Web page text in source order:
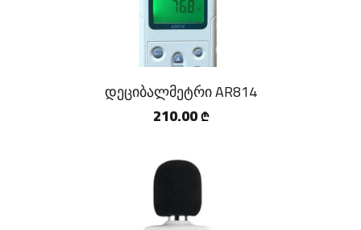
დეციბალმეტრი AR814
210.00 ₾